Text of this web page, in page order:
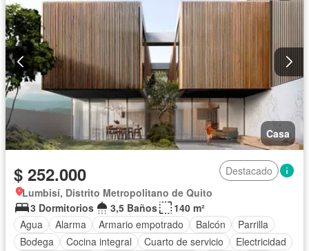
Casa
$ 252.000
Destacado
Lumbisí, Distrito Metropolitano de Quito
3 Dormitorios
3,5 Baños
140 m²
Agua
Alarma Armario empotrado Balcón
Parrilla
Bodega
Cocina integral Cuarto de servicio
Electricidad